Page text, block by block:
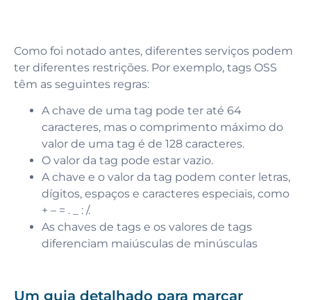
Como foi notado antes, diferentes serviços podem
ter diferentes restrições. Por exemplo, tags OSS
têm as seguintes regras:
A chave de uma tag pode ter até 64
caracteres, mas o comprimento máximo do
valor de uma tag é de 128 caracteres.
O valor da tag pode estar vazio.
A chave e o valor da tag podem conter letras,
dígitos, espaços e caracteres especiais, como
+ – = . _ : /.
As chaves de tags e os valores de tags
diferenciam maiúsculas de minúsculas
Um guia detalhado para marcar